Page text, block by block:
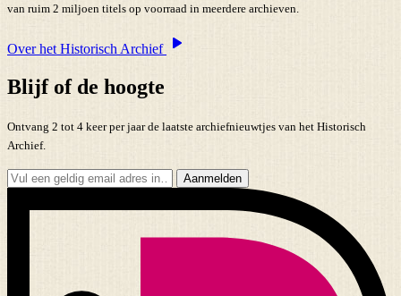
van ruim 2 miljoen titels op voorraad in meerdere archieven.
Over het Historisch Archief
Blijf of de hoogte
Ontvang 2 tot 4 keer per jaar de laatste archiefnieuwtjes van het Historisch
Archief.
Aanmelden